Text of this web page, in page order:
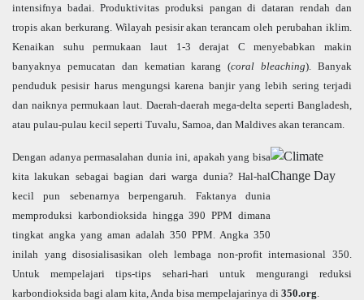
intensifnya badai. Produktivitas produksi pangan di dataran rendah dan
tropis akan berkurang. Wilayah pesisir akan terancam oleh perubahan iklim.
Kenaikan suhu permukaan laut 1-3 derajat C menyebabkan makin
banyaknya pemucatan dan kematian karang (coral bleaching). Banyak
penduduk pesisir harus mengungsi karena banjir yang lebih sering terjadi
dan naiknya permukaan laut. Daerah-daerah mega-delta seperti Bangladesh,
atau pulau-pulau kecil seperti Tuvalu, Samoa, dan Maldives akan terancam.
Dengan adanya permasalahan dunia ini, apakah yang bisa
kita lakukan sebagai bagian dari warga dunia? Hal-hal
kecil pun sebenarnya berpengaruh. Faktanya dunia
memproduksi karbondioksida hingga 390 PPM dimana
tingkat angka yang aman adalah 350 PPM. Angka 350
inilah yang disosialisasikan oleh lembaga non-profit internasional 350.
Untuk mempelajari tips-tips sehari-hari untuk mengurangi reduksi
karbondioksida bagi alam kita, Anda bisa mempelajarinya di 350.org